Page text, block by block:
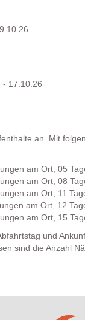
- 17.10.26
an. Mit
am Ort, 05
am Ort, 08
am Ort, 11
am Ort, 12
am Ort, 15
und
sind die Anzahl